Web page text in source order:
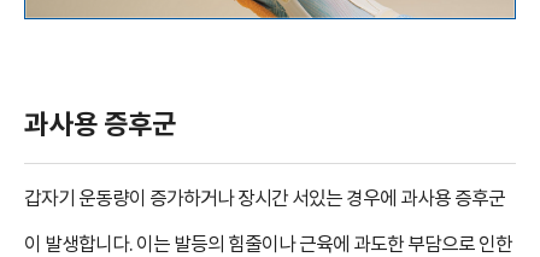
과사용 증후군
갑자기 운동량이 증가하거나 장시간 서있는 경우에 과사용 증후군
이 발생합니다. 이는 발등의 힘줄이나 근육에 과도한 부담으로 인한